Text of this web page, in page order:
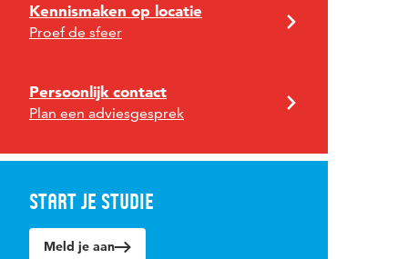
Kennismaken op locatie
Proef de sfeer
Persoonlijk contact
Plan een adviesgesprek
Start je studie
Meld je aan